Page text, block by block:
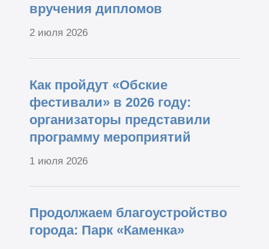
вручения дипломов
2 июля 2026
Как пройдут «Обские
фестивали» в 2026 году:
организаторы представили
программу мероприятий
1 июля 2026
Продолжаем благоустройство
города: Парк «Каменка»